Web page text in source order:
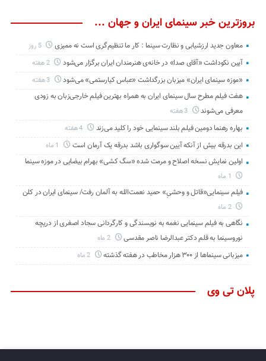
بروزترین خبر سینمای ایران و جهان ...
معاون جدید ارزشیابی و نظارت سینما : کار ما تنظیم‌گری است نه ممیزی 5 روز
آیین نکوداشت «آقای صدا» در خانه‌ی هنرمندان ایران برگزار می‌شود 2 هفته
«موزه سینمای ایران» میزبان بزرگداشت «عباس کیارستمی» می‌شود 3 هفته
هفت فیلم مطرح سال سینمای ایران به همراه بهترین فیلم خارجی‌زبان به زودی
معرفی می‌شوند
3 هفته
بهاره رهنما دومین فیلم بلند سینمایی خود را کلید می‌زند
این بدرقه بیش از آنکه آیین سوگواری باشد بدرقه یک آرمان است
اولین نمایش نسخه اصلاح و مرمت شده «سگ کشی» بهرام بیضایی در موزه سینما
فیلم سینمایی«قاتل و وحشیِ» حمید نعمت‌الله به آلمان رفت/ سینمای ایران در کلن
2 ماه
نگاهی به فیلم سینمایی نغمه به نویسندگی و کارگردانی سجاد اصغری از دریچه
نوروسینما به قلم دکتر عبدالرضا ناصر مقدسی
2 ماه
میزبانی سینماها از ۳۰۰ هزار مخاطب در هفته گذشته 2 ماه
پلان تی وی